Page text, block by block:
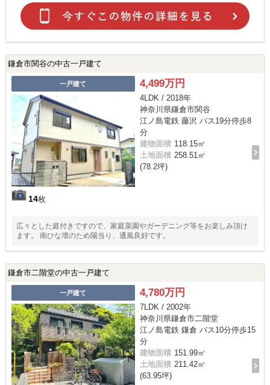
鎌倉市関谷の中古一戸建て
一戸建て
14枚
4,499万円
4LDK / 2018年
神奈川県鎌倉市関谷
江ノ島電鉄 藤沢 バス19分停歩8
分
建物面積 118.15㎡
土地面積 258.51㎡
(78.2坪)
広々とした庭付きですので、家庭菜園やガーデニング等をお楽しみ頂け
ます。 南ひな壇のため陽当り、通風良好です。
鎌倉市二階堂の中古一戸建て
一戸建て 4,780万円
7LDK / 2002年
神奈川県鎌倉市二階堂
江ノ島電鉄 鎌倉 バス10分停歩15
分
建物面積 151.99㎡
土地面積 211.42㎡
(63.95坪)